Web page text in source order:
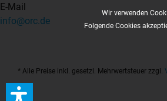
E-Mail
info@orc.de
* Alle Preise inkl. gesetzl. Mehrwertsteuer zzgl.
Wir verwenden
Folgende Cookies